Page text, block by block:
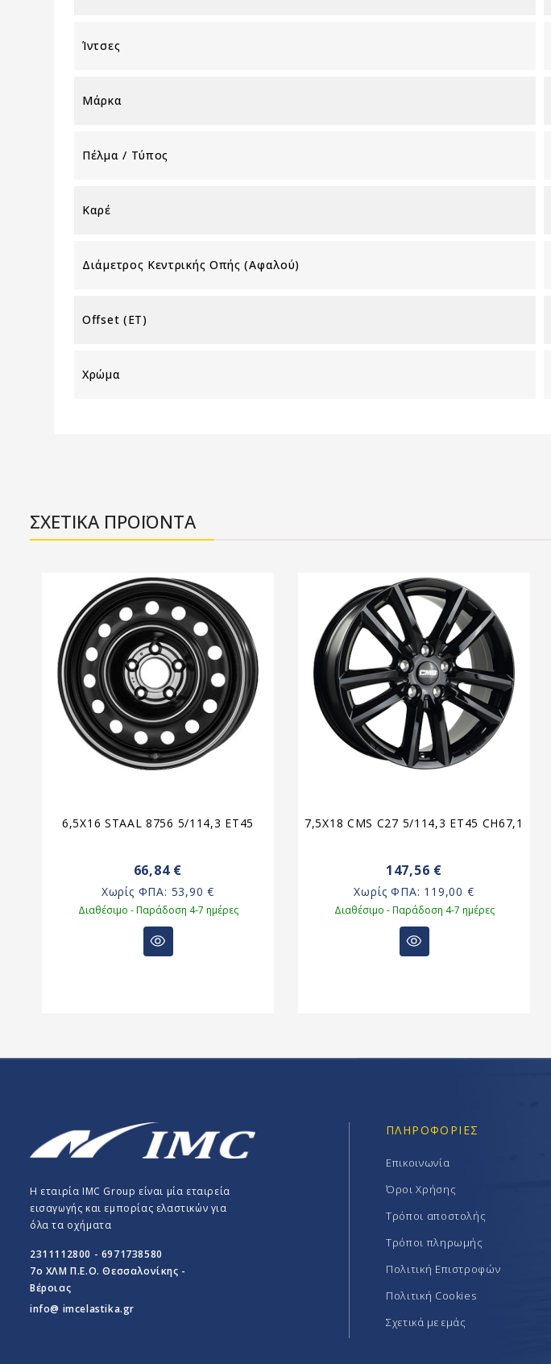
Ίντσες
Μάρκα
Πέλμα / Τύπος
Καρέ
Διάμετρος Κεντρικής Οπής (αφαλού)
Offset (ET)
Χρώμα
ΣΧΕΤΙΚΑ ΠΡΟΪΟΝΤΑ
6,5X16 STAAL 8756 5/114,3 ET45
66,84 €
Χωρίς ΦΠΑ: 53,90 €
Διαθέσιμο - Παράδοση 4-7 ημέρες
7,5X18 CMS C27 5/114,3 ET45 CH67,1
147,56 €
Χωρίς ΦΠΑ: 119,00 €
Διαθέσιμο - Παράδοση 4-7 ημέρες
Η εταιρία IMC Group είναι μία εταιρεία
εισαγωγής και εμπορίας ελαστικών για
όλα τα οχήματα
2311112800 - 6971738580
7o ΧΛΜ Π.E.O. Θεσσαλονίκης -
Βέροιας
info@ imcelastika.gr
ΠΛΗΡΟΦΟΡΊΕΣ
Επικοινωνία
Όροι Χρήσης
Τρόποι αποστολής
Τρόποι πληρωμής
Πολιτική Επιστροφών
Πολιτική Cookies
Σχετικά με εμάς